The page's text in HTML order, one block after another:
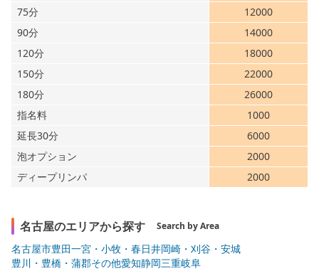
75分
12000
90分
14000
120分
18000
150分
22000
180分
26000
指名料
1000
延長30分
6000
泡オプション
2000
ディープリンパ
2000
名古屋のエリアから探す Search by Area
名古屋市豊田一宮・小牧・春日井岡崎・刈谷・安城
豊川・豊橋・蒲郡その他愛知静岡三重岐阜